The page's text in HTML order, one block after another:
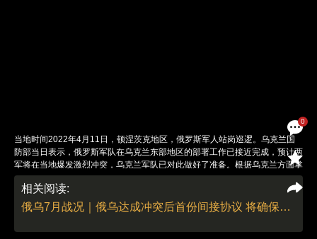
0
当地时间2022年4月11日，顿涅茨克地区，俄罗斯军人站岗巡逻。乌克兰国
防部当日表示，俄罗斯军队在乌克兰东部地区的部署工作已接近完成，预计两
军将在当地爆发激烈冲突，乌克兰军队已对此做好了准备。根据乌克兰方面掌
握的信息，俄罗斯军队将部队运送到顿涅茨克和卢甘斯克地区的工作已接近完
成，预计不久后乌俄军队将在这一地区爆发激烈冲突，乌克兰军队已对此做好
了准备。另外，乌克兰武装部队总参谋部同一天称，俄罗斯军队当天试图向卢
甘斯克北顿涅茨克市发起攻击，不过并没有成功。图：Alexander
NEMENOV/视觉中国
相关阅读:
俄乌7月战况｜俄乌达成冲突后首份间接协议 将确保乌克兰粮食安全出口（更新中）